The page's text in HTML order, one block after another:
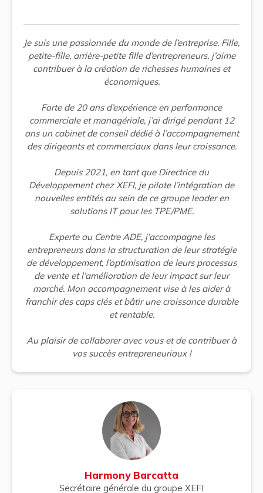
Je suis une passionnée du monde de l’entreprise. Fille,
petite-fille, arrière-petite fille d’entrepreneurs, j’aime
contribuer à la création de richesses humaines et
économiques.
Forte de 20 ans d’expérience en performance
commerciale et managériale, j’ai dirigé pendant 12
ans un cabinet de conseil dédié à l’accompagnement
des dirigeants et commerciaux dans leur croissance.
Depuis 2021, en tant que Directrice du
Développement chez XEFI, je pilote l’intégration de
nouvelles entités au sein de ce groupe leader en
solutions IT pour les TPE/PME.
Experte au Centre ADE, j’accompagne les
entrepreneurs dans la structuration de leur stratégie
de développement, l’optimisation de leurs processus
de vente et l’amélioration de leur impact sur leur
marché. Mon accompagnement vise à les aider à
franchir des caps clés et bâtir une croissance durable
et rentable.
Au plaisir de collaborer avec vous et de contribuer à
vos succès entrepreneuriaux !
Harmony Barcatta
Secrétaire générale du groupe XEFI